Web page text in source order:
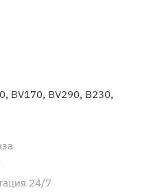
BV170, BV290, B230,
24/7